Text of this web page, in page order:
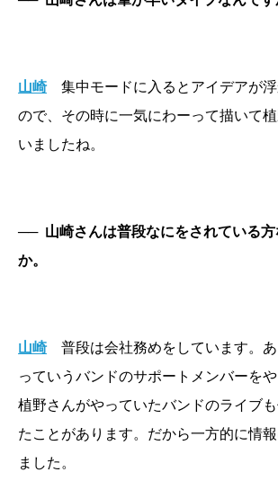
山崎
集中モードに入るとアイデアが
ので、その時に一気にわーって描いて
いましたね。
── 山崎さんは普段なにをされている
か。
山崎
普段は会社務めをしています。
っていうバンドのサポートメンバーを
植野さんがやっていたバンドのライブ
たことがあります。だから一方的に情
ました。